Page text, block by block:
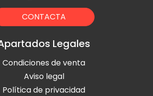
CONTACTA
Legales
Condiciones de venta
Aviso legal
Política de privacidad